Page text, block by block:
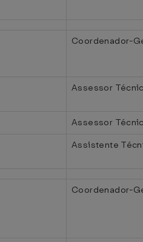
Coordenador-
Assessor
Assessor
Assistente
Coordenador-